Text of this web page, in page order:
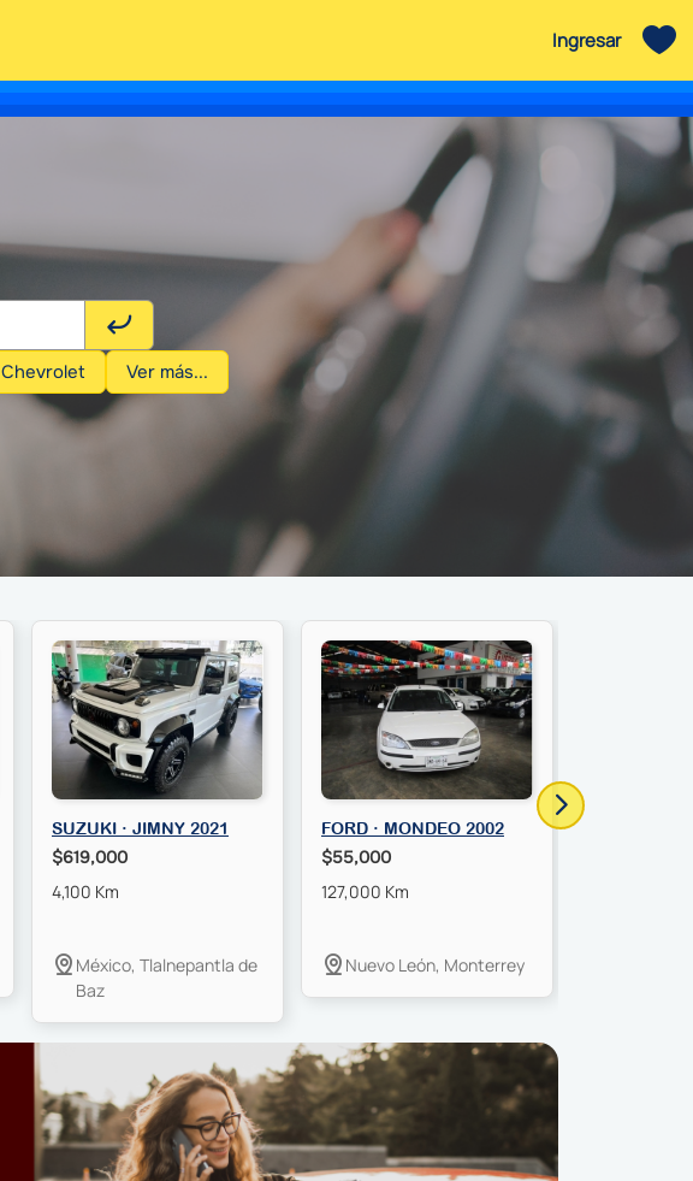
Ingresar
Chevrolet Ver más...
SUZUKI · JIMNY 2021
$619,000
4,100 Km
México, Tlalnepantla de
Baz
FORD · MONDEO 2002
$55,000
127,000 Km
Nuevo León, Monterrey